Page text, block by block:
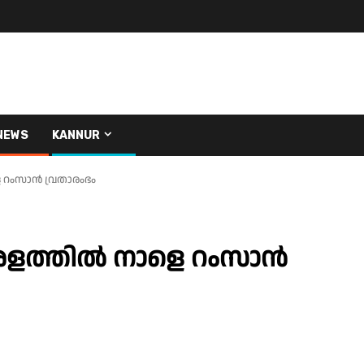
KANNUR
റംസാന്‍ വ്രതാരംഭം
നാളെ റംസാന്‍